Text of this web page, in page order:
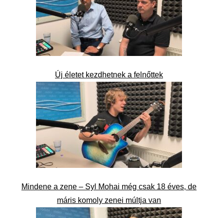
Új életet kezdhetnek a felnőttek
Mindene a zene – Syl Mohai még csak 18 éves, de
máris komoly zenei múltja van